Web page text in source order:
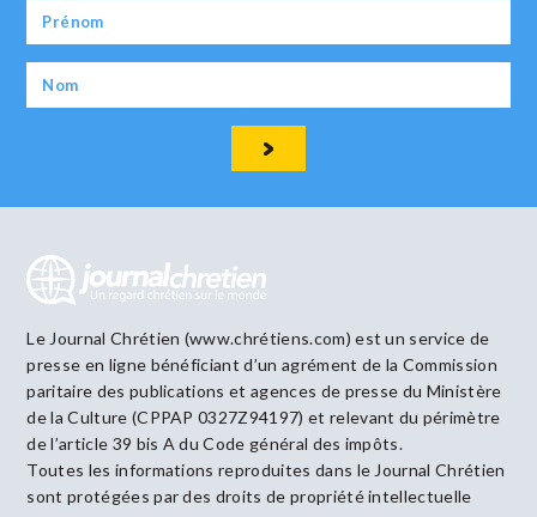
Le Journal Chrétien (www.chrétiens.com) est un service de
presse en ligne bénéficiant d’un agrément de la Commission
paritaire des publications et agences de presse du Ministère
de la Culture (CPPAP 0327Z94197) et relevant du périmètre
de l’article 39 bis A du Code général des impôts.
Toutes les informations reproduites dans le Journal Chrétien
sont protégées par des droits de propriété intellectuelle